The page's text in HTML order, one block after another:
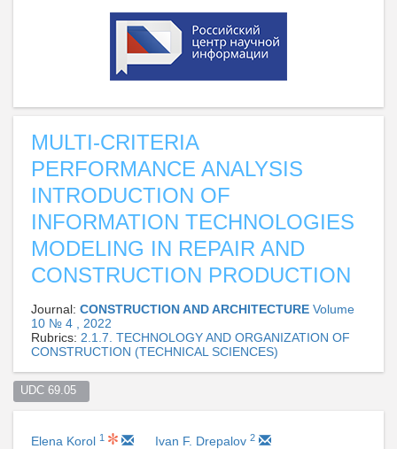
MULTI-CRITERIA
PERFORMANCE ANALYSIS
INTRODUCTION OF
INFORMATION TECHNOLOGIES
MODELING IN REPAIR AND
CONSTRUCTION PRODUCTION
Journal: CONSTRUCTION AND ARCHITECTURE Volume
10 № 4 , 2022
Rubrics: 2.1.7. TECHNOLOGY AND ORGANIZATION OF
CONSTRUCTION (TECHNICAL SCIENCES)
UDC 69.05
Elena Korol 1 Ivan F. Drepalov 2